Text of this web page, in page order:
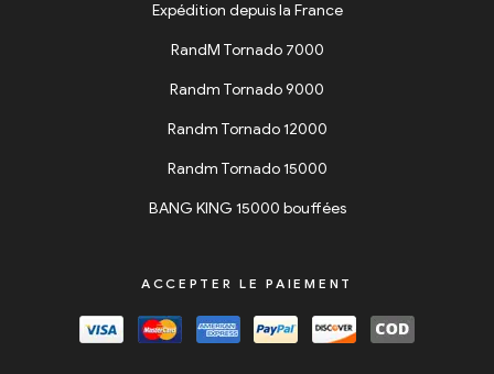
Expédition depuis la France
RandM Tornado 7000
Randm Tornado 9000
Randm Tornado 12000
Randm Tornado 15000
BANG KING 15000 bouffées
ACCEPTER LE PAIEMENT